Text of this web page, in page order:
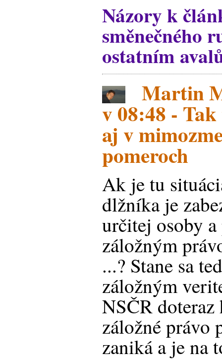
Názory k
směnečného
ostatním
Martin
v 08:48 -
aj v
pomeroch
Ak je tu
dlžníka je
určitej osoby
záložným
...? Stane sa
záložným
NSČR
záložné
zaniká a je na